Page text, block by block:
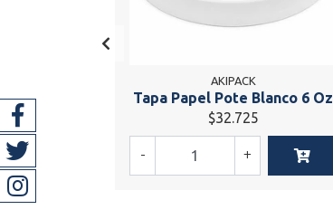
AKIPACK
Tapa Papel Pote Blanco 6 Oz
$32.725
+
-